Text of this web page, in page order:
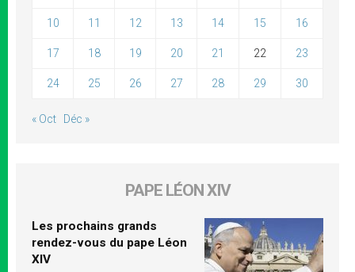
10 11 12 13 14 15 16
17 18 19 20 21 22 23
24 25 26 27 28 29 30
« Oct Déc »
PAPE LÉON XIV
Les prochains grands
rendez-vous du pape Léon
XIV